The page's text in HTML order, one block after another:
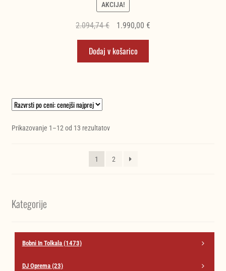
AKCIJA!
2.094,74€
Izvirna
cena
je
bila:
1.990,00 €Trenutna
Dodaj v košarico
Prikazovanje 1–12 od 13 rezultatovRazvrščeno
od
1 2
Kategorije
Bobni In Tolkala (1473)
DJ Oprema (23)